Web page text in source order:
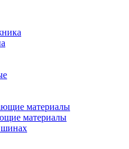
материалы
материалы
шинах